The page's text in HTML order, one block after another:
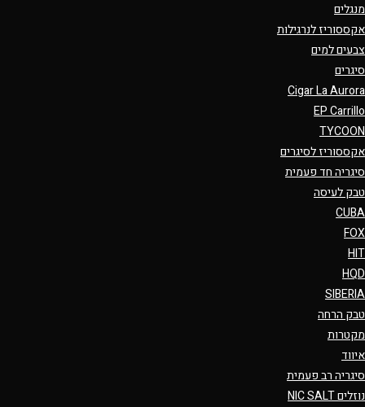
מנגלים
אקססוריז לנרגילות
צבעים למים
סיגרים
Cigar La Aurora
EP Carrillo
TYCOON
אקססוריז לסיגרים
סיגריה חד פעמית
טבק לעיסה
CUBA
FOX
HIT
HQD
SIBERIA
טבק הרחה
מקטרות
איווד
סיגריה רב פעמית
נוזלים NIC SALT